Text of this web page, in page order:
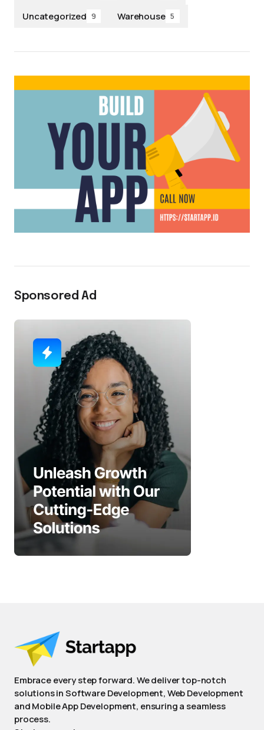
Uncategorized 9 Warehouse 5
Sponsored Ad
Embrace every step forward. We deliver top-notch
solutions in Software Development, Web Development
and Mobile App Development, ensuring a seamless
process.